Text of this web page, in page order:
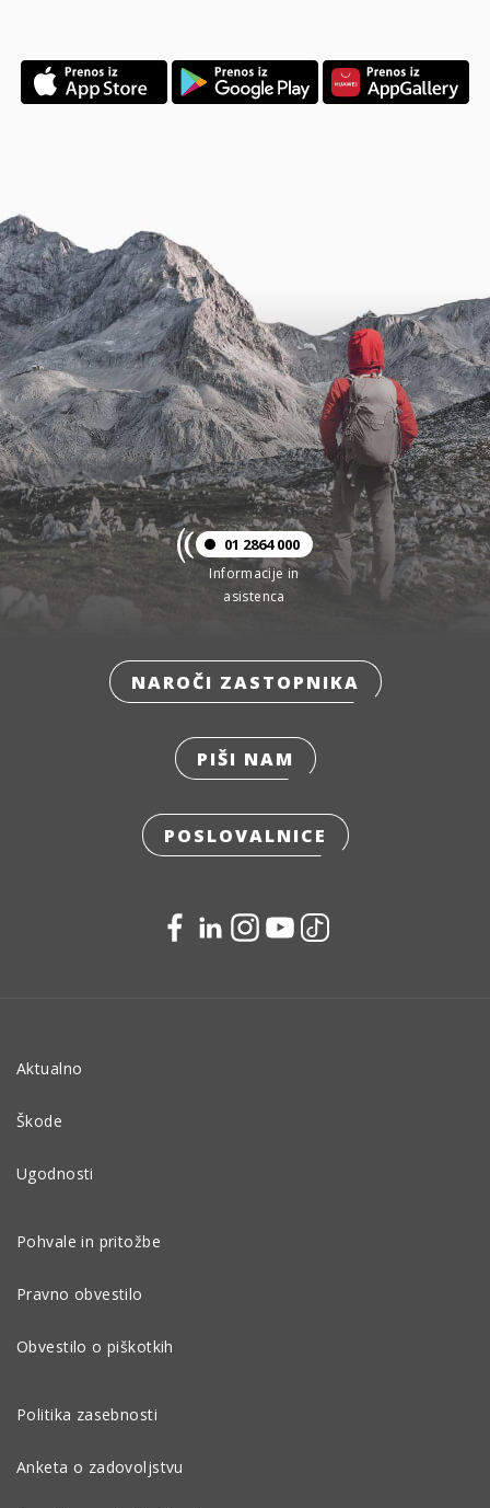
01 2864 000
Informacije in
asistenca
NAROČI ZASTOPNIKA
PIŠI NAM
POSLOVALNICE
Aktualno
Škode
Ugodnosti
Pohvale in pritožbe
Pravno obvestilo
Obvestilo o piškotkih
Politika zasebnosti
Anketa o zadovoljstvu